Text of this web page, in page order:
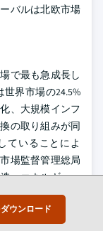
ウンロード
バルは北欧市場
で最も急成長し
世界市場の24.5%
、大規模インフ
の取り組みが同
ていることによ
場監督管理総局
、エネルギー、
、中国強制認証
テゴリーに対し
製造拠点におけ